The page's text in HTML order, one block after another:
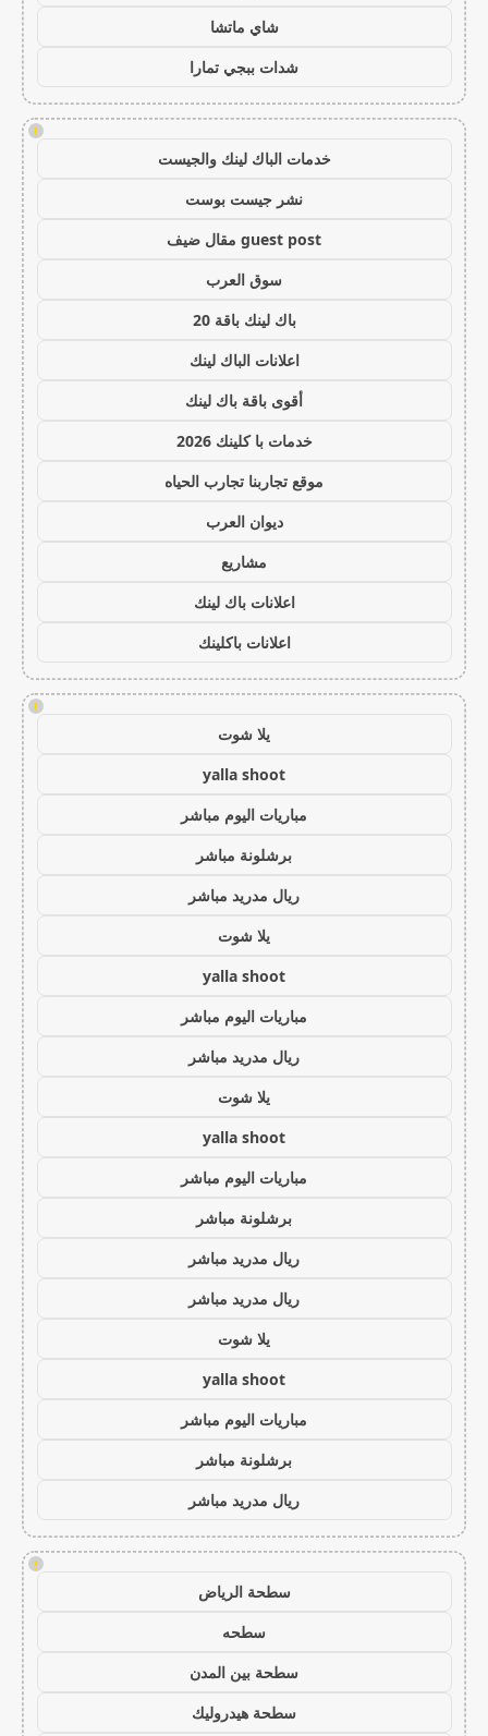
شاي ماتشا
شدات ببجي تمارا
!
خدمات الباك لينك والجيست
نشر جيست بوست
guest post مقال ضيف
سوق العرب
باك لينك باقة 20
اعلانات الباك لينك
أقوى باقة باك لينك
خدمات با كلينك 2026
موقع تجاربنا تجارب الحياه
ديوان العرب
مشاريع
اعلانات باك لينك
اعلانات باكلينك
!
يلا شوت
yalla shoot
مباريات اليوم مباشر
برشلونة مباشر
ريال مدريد مباشر
يلا شوت
yalla shoot
مباريات اليوم مباشر
ريال مدريد مباشر
يلا شوت
yalla shoot
مباريات اليوم مباشر
برشلونة مباشر
ريال مدريد مباشر
ريال مدريد مباشر
يلا شوت
yalla shoot
مباريات اليوم مباشر
برشلونة مباشر
ريال مدريد مباشر
!
سطحة الرياض
سطحه
سطحة بين المدن
سطحة هيدروليك